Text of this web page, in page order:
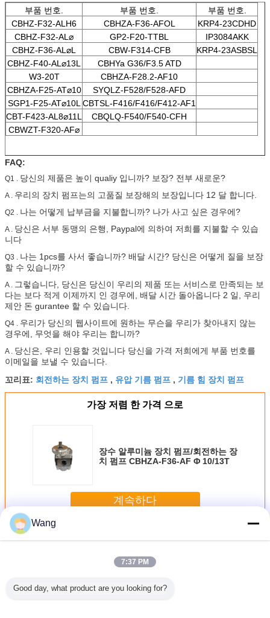
부품 번호. 부품 번호.
부품 번호.
CBHZ-F32-ALH6
CBHZA-F36-AFOL
KRP4-23CDHD
CBHZ-F32-AL⌀
GP2-F20-TTBL
IP3084AKK
CBHZ-F36-AL⌀L
CBW-F314-CFB
KRP4-23ASBSL
CBHZ-F40-AL⌀13L
CBHYa G36/F3.5 ATD
W3-20T
CBHZA-F28.2-AF10
CBHZA-F25-AT⌀10
SYQLZ-F528/F528-AFD
SGP1-F25-AT⌀10L CBTSL-F416/F416/F412-AF1
CBT-F423-AL8⌀11L
CBQLQ-F540/F540-CFH
CBWZT-F320-AF⌀
FAQ:
Q1 . 당신의 제품은 높이 qualiy 입니까? 보장? 전부 새로운?
A . 우리의 장치 펌프는의 고품질 보장해의 보장입니다 12 달 합니다.
Q2 . 나는 어떻게 납부금을 지불합니까? 나가 사고 싶은 경우에?
A . 당신은 서부 동맹의 은행, Paypal에 의하여 저희를 지불할 수 있습
니다
Q3 . 나는 1pcs를 사서 좋습니까? 배달 시간? 당신은 어떻게 질을 보장
할 수 있습니까?
A . 그렇습니다, 당신은 당신이 우리의 제품 또는 서비스로 만족되는 보
다는 보다 적게 이제까지 인 경우에, 배달 시간 돌아옵니다 2 일, 우리
제안 돈 gurantee 할 수 있습니다.
Q4 . 우리가 당신의 웹사이트에 원하는 무슨을 우리가 찾아내지 않는
경우에, 무엇을 해야 우리는 합니까?
A . 당신은, 우리 인용할 것입니다 당신을 가격 저희에게 부품 번호를
이메일을 보낼 수 있습니다.
꼬리표: 회전하는 장치 펌프 , 유압 기름 펌프 , 기름 힘 장치 펌프
가장 저렴 한 가격 으로
장수 알루미늄 장치 펌프/회전하는 장
치 펌프 CBHZA-F36-AF Φ 10/13T
계속하다
더 많은 것
Wang
7:37 PM
Good day, what product are you looking for?